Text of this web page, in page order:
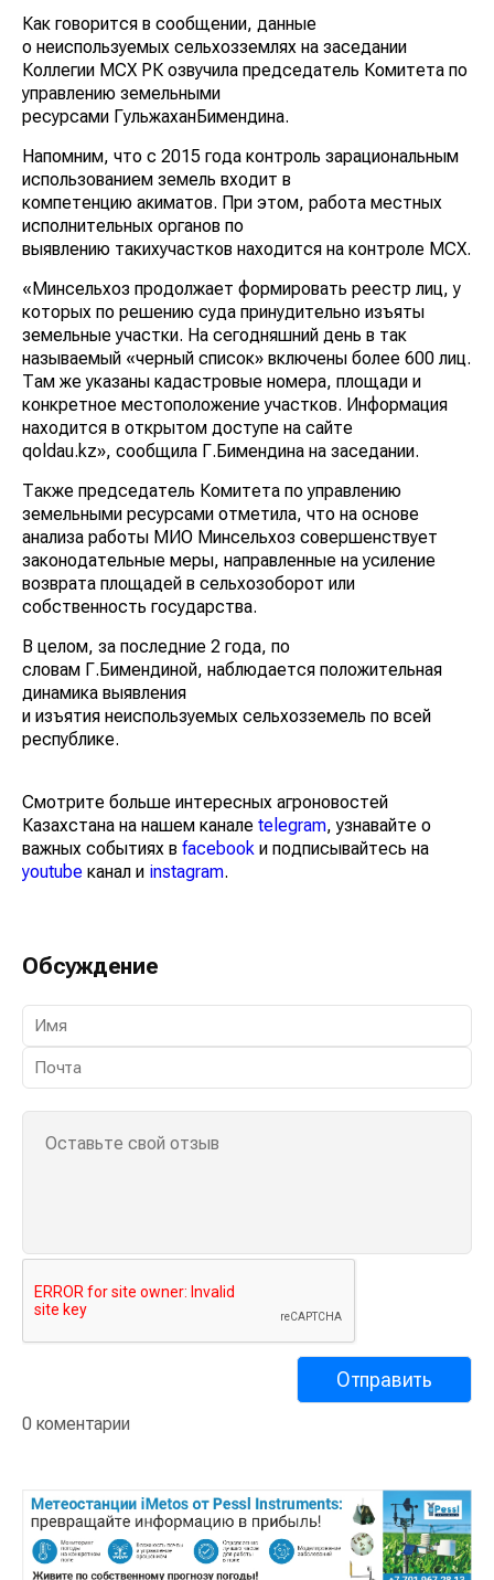
Как говорится в сообщении, данные
о неиспользуемых сельхозземлях на заседании
Коллегии МСХ РК озвучила председатель Комитета по
управлению земельными
ресурсами ГульжаханБимендина.
Напомним, что с 2015 года контроль зарациональным
использованием земель входит в
компетенцию акиматов. При этом, работа местных
исполнительных органов по
выявлению такихучастков находится на контроле МСХ.
«Минсельхоз продолжает формировать реестр лиц, у
которых по решению суда принудительно изъяты
земельные участки. На сегодняшний день в так
называемый «черный список» включены более 600 лиц.
Там же указаны кадастровые номера, площади и
конкретное местоположение участков. Информация
находится в открытом доступе на сайте
qoldau.kz», сообщила Г.Бимендина на заседании.
Также председатель Комитета по управлению
земельными ресурсами отметила, что на основе
анализа работы МИО Минсельхоз совершенствует
законодательные меры, направленные на усиление
возврата площадей в сельхозоборот или
собственность государства.
В целом, за последние 2 года, по
словам Г.Бимендиной, наблюдается положительная
динамика выявления
и изъятия неиспользуемых сельхозземель по всей
республике.
Смотрите больше интересных агроновостей
Казахстана на нашем канале telegram, узнавайте о
важных событиях в facebook и подписывайтесь на
youtube канал и instagram.
Обсуждение
0 коментарии